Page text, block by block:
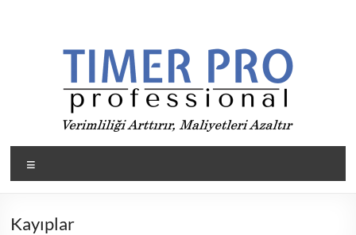
Timer
Pro
ile
Kayıplar